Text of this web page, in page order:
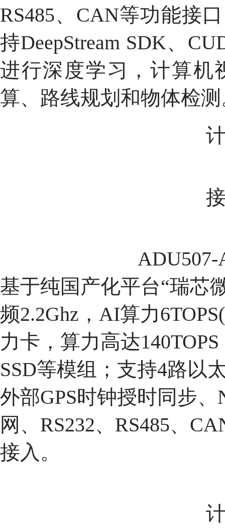
RS485、CAN等功能接
持DeepStream SDK、
进行深度学习，计算机
算、路线规划和物体检
基于纯国产化平台“瑞芯
频2.2Ghz，AI算力
力卡，算力高达
SSD等模组；支持4路以
外部GPS时钟授时同步
网、RS232、RS485、
接入。